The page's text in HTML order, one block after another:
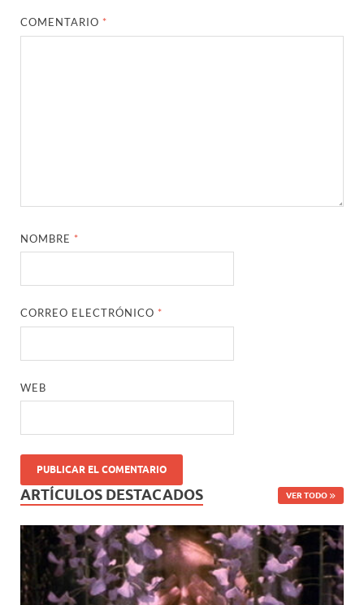
COMENTARIO *
NOMBRE *
CORREO ELECTRÓNICO *
WEB
ARTÍCULOS DESTACADOS VER TODO